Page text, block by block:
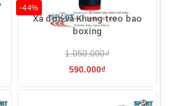
-44%
Xà đơn và Khung treo bao
boxing
1.050.000₫
590.000₫